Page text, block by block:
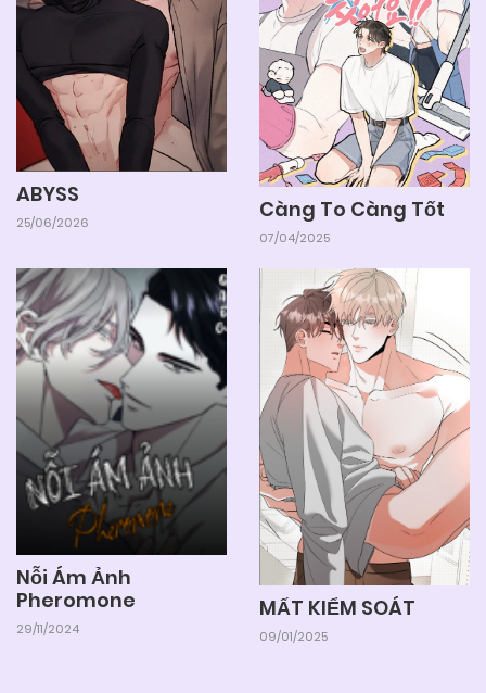
ABYSS
25/06/2026
Càng To Càng Tốt
07/04/2025
Nỗi Ám Ảnh
Pheromone
29/11/2024
MẤT KIỂM SOÁT
09/01/2025